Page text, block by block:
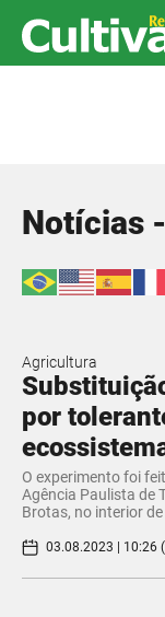
Notícias
Agricultura
por
O experimento foi
Agência Paulista de
Brotas, no interior
03.08.2023 | 10:26